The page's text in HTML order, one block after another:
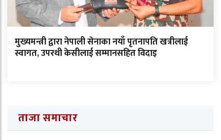
मुख्यमन्त्री द्वारा नेपाली सेनाका नयाँ पृतनापति खत्रीलाई
स्वागत, उपरथी केसीलाई सम्मानसहित विदाइ
ताजा समाचार